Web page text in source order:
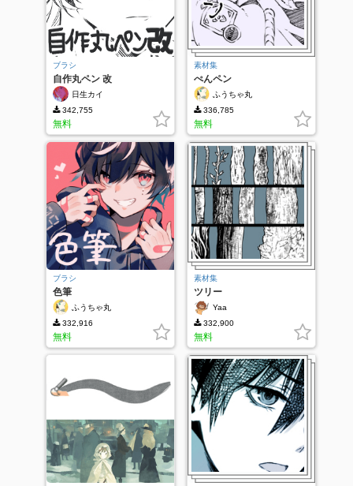
ブラシ
自作丸ペン 改
日生カイ
342,755
無料
素材集
ぺんペン
ふうちゃ丸
336,785
無料
ブラシ
色筆
ふうちゃ丸
332,916
無料
素材集
ツリー
Yaa
332,900
無料